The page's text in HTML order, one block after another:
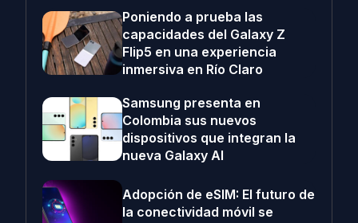
Poniendo a prueba las
capacidades del Galaxy Z
Flip5 en una experiencia
inmersiva en Río Claro
Samsung presenta en
Colombia sus nuevos
dispositivos que integran la
nueva Galaxy AI
Adopción de eSIM: El futuro de
la conectividad móvil se